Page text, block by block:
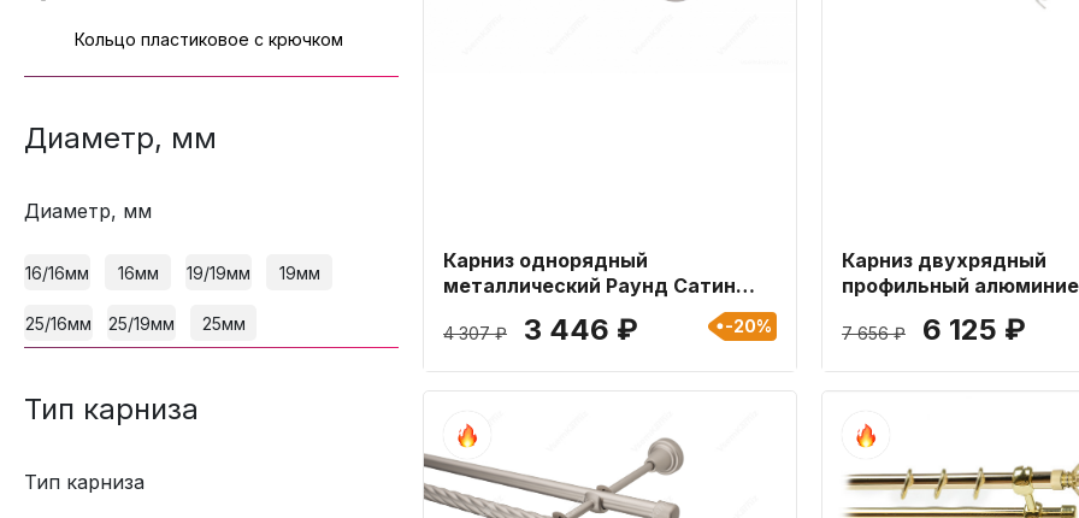
Кольцо пластиковое с крючком
Диаметр, мм
Диаметр, мм
16/16мм 16мм 19/19мм 19мм
25/16мм 25/19мм 25мм
Тип карниза
Тип карниза
Карниз однорядный
металлический Раунд Сатин
4 307 ₽ 3 446 ₽ -20%
Карниз двухрядный
профильный
Премиум Белый
7 656 ₽ 6 125 ₽